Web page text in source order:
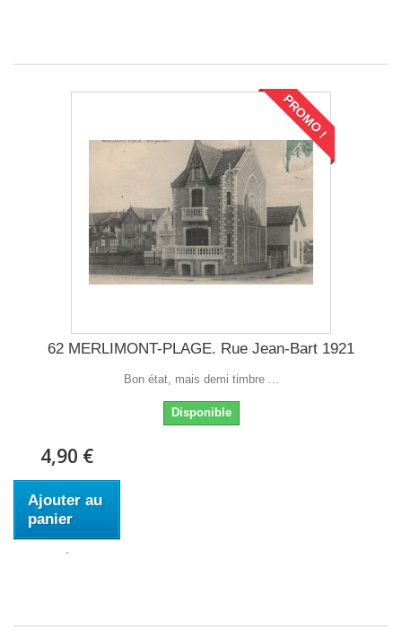
PROMO !
62 MERLIMONT-PLAGE. Rue Jean-Bart 1921
Bon état, mais demi timbre ...
Disponible
4,90 €
Ajouter au
panier